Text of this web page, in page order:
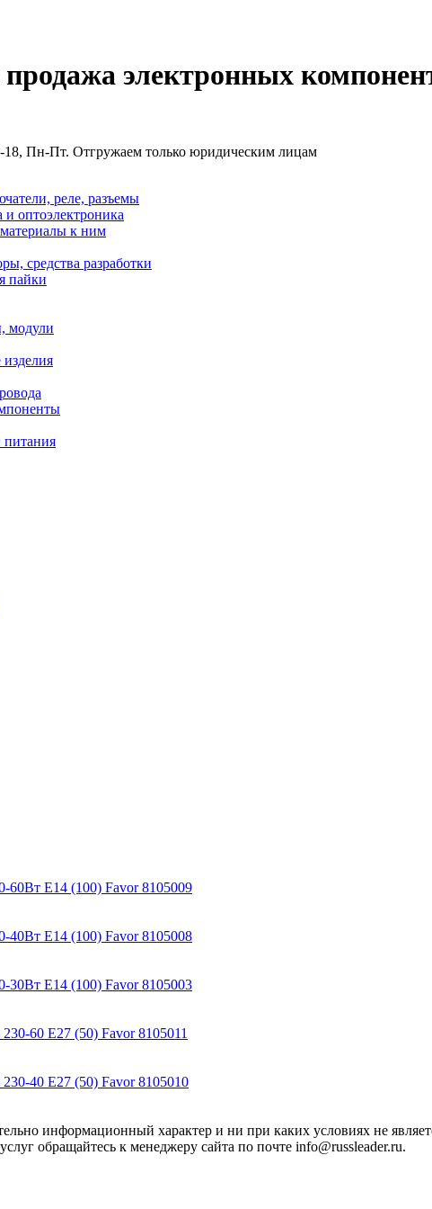
электронных
Пн-Пт. Отгружаем только юридическим лицам
реле, разъемы
и оптоэлектроника
к ним
средства разработки
пайки
модули
60Вт E14 (100) Favor 8105009
40Вт E14 (100) Favor 8105008
30Вт E14 (100) Favor 8105003
60 E27 (50) Favor 8105011
40 E27 (50) Favor 8105010
информационный характер и ни при каких условиях не
обращайтесь к менеджеру сайта по почте info@russleader.ru.